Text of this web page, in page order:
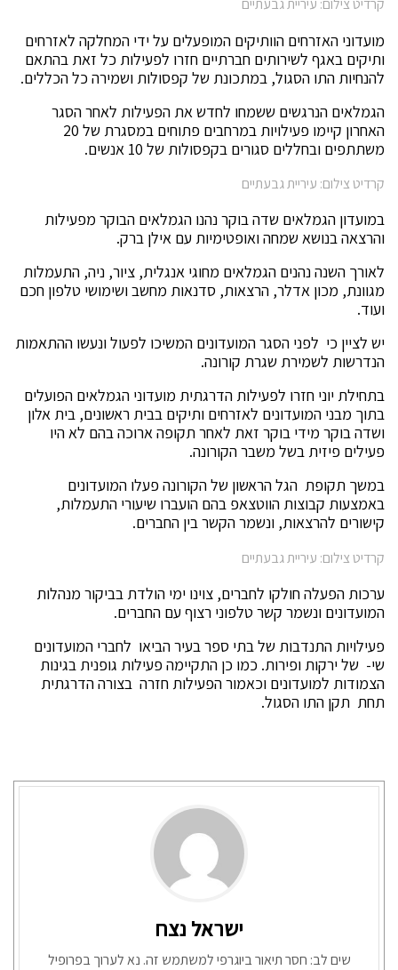
קרדיט צילום: עיריית גבעתיים
מועדוני האזרחים הוותיקים המופעלים על ידי המחלקה לאזרחים
ותיקים באגף לשירותים חברתיים חזרו לפעילות כל זאת בהתאם
להנחיות התו הסגול, במתכונת של קפסולות ושמירה כל הכללים.
הגמלאים הנרגשים ששמחו לחדש את הפעילות לאחר הסגר
האחרון קיימו פעילויות במרחבים פתוחים במסגרת של 20
משתתפים ובחללים סגורים בקפסולות של 10 אנשים.
קרדיט צילום: עיריית גבעתיים
במועדון הגמלאים שדה בוקר נהנו הגמלאים הבוקר מפעילות
והרצאה בנושא שמחה ואופטימיות עם אילן ברק.
לאורך השנה נהנים הגמלאים מחוגי אנגלית, ציור, ניה, התעמלות
מגוונת, מכון אדלר, הרצאות, סדנאות מחשב ושימושי טלפון חכם
ועוד.
יש לציין כי לפני הסגר המועדונים המשיכו לפעול ונעשו ההתאמות
הנדרשות לשמירת שגרת קורונה.
בתחילת יוני חזרו לפעילות הדרגתית מועדוני הגמלאים הפועלים
בתוך מבני המועדונים לאזרחים ותיקים בבית ראשונים, בית אלון
ושדה בוקר מידי בוקר זאת לאחר תקופה ארוכה בהם לא היו
פעילים פיזית בשל משבר הקורונה.
במשך תקופת הגל הראשון של הקורונה פעלו המועדונים
באמצעות קבוצות הווטצאפ בהם הועברו שיעורי התעמלות,
קישורים להרצאות, ונשמר הקשר בין החברים.
קרדיט צילום: עיריית גבעתיים
ערכות הפעלה חולקו לחברים, צוינו ימי הולדת בביקור מנהלות
המועדונים ונשמר קשר טלפוני רצוף עם החברים.
פעילויות התנדבות של בתי ספר בעיר הביאו לחברי המועדונים
שי- של ירקות ופירות. כמו כן התקיימה פעילות גופנית בגינות
הצמודות למועדונים וכאמור הפעילות חזרה בצורה הדרגתית
תחת תקן התו הסגול.
ישראל נצח
שים לב: חסר תיאור ביוגרפי למשתמש זה. נא לערוך בפרופיל